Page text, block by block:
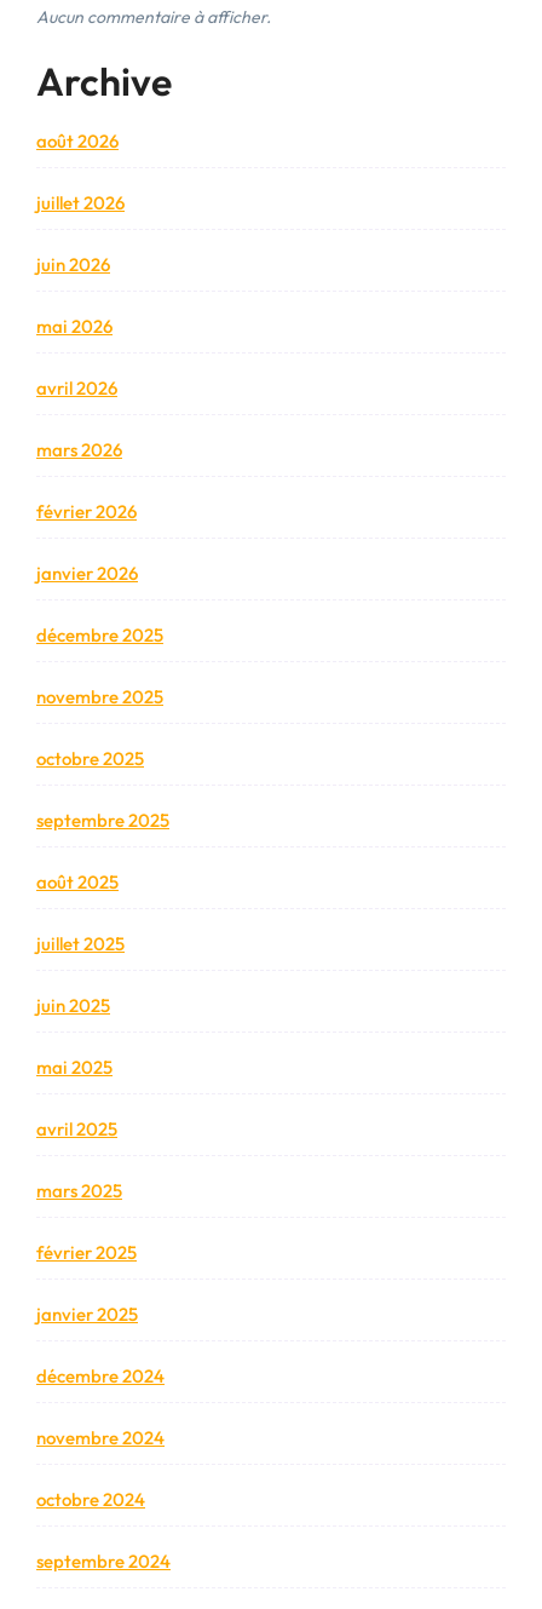
Aucun commentaire à afficher.
Archive
août 2026
juillet 2026
juin 2026
mai 2026
avril 2026
mars 2026
février 2026
janvier 2026
décembre 2025
novembre 2025
octobre 2025
septembre 2025
août 2025
juillet 2025
juin 2025
mai 2025
avril 2025
mars 2025
février 2025
janvier 2025
décembre 2024
novembre 2024
octobre 2024
septembre 2024